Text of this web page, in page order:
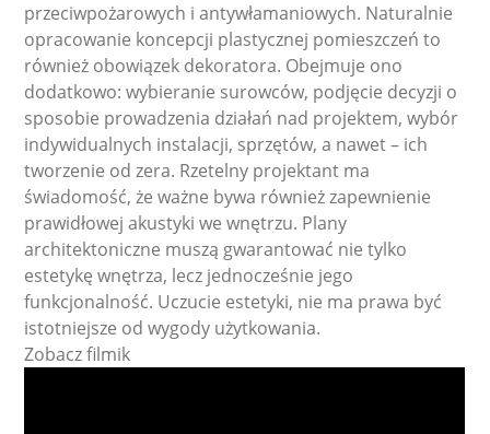
przeciwpożarowych i antywłamaniowych. Naturalnie
opracowanie koncepcji plastycznej pomieszczeń to
również obowiązek dekoratora. Obejmuje ono
dodatkowo: wybieranie surowców, podjęcie decyzji o
sposobie prowadzenia działań nad projektem, wybór
indywidualnych instalacji, sprzętów, a nawet – ich
tworzenie od zera. Rzetelny projektant ma
świadomość, że ważne bywa również zapewnienie
prawidłowej akustyki we wnętrzu. Plany
architektoniczne muszą gwarantować nie tylko
estetykę wnętrza, lecz jednocześnie jego
funkcjonalność. Uczucie estetyki, nie ma prawa być
istotniejsze od wygody użytkowania.
Zobacz filmik